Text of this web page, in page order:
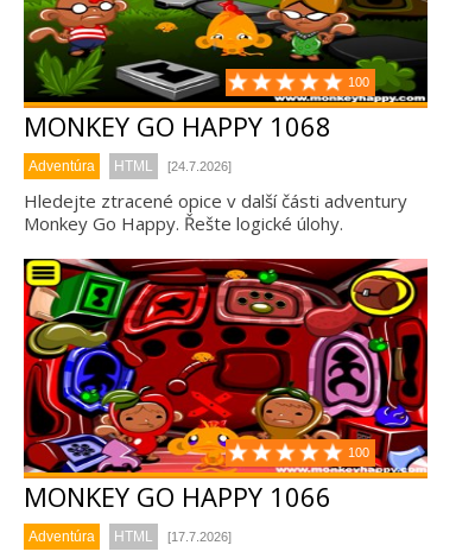
100
MONKEY GO HAPPY 1068
Adventúra HTML [24.7.2026]
Hledejte ztracené opice v další části adventury
Monkey Go Happy. Řešte logické úlohy.
100
MONKEY GO HAPPY 1066
Adventúra HTML [17.7.2026]